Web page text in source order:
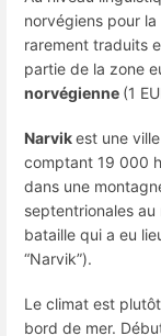
norvégiens pour
rarement traduits
partie de la zone
norvégienne (1
Narvikest une
comptant 19 000
dans une
septentrionales
bataille qui a eu
“Narvik”).
Le climat est
bord de mer.